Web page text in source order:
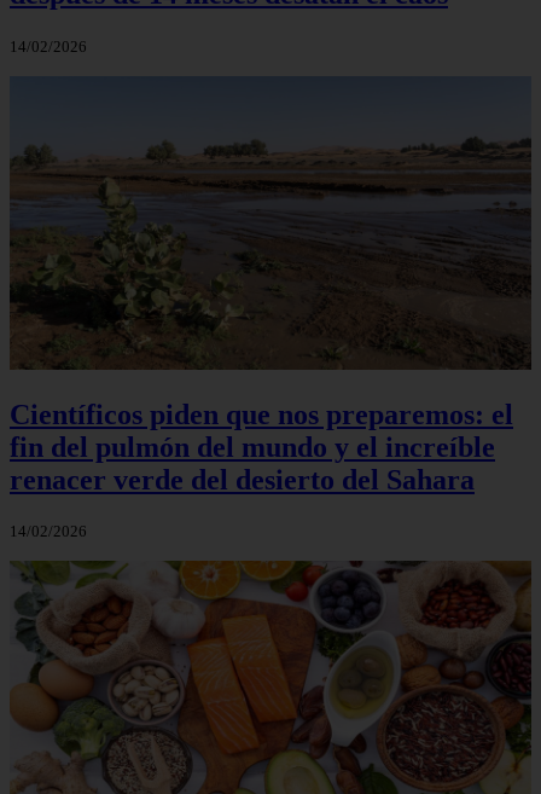
14/02/2026
Científicos piden que nos preparemos: el
fin del pulmón del mundo y el increíble
renacer verde del desierto del Sahara
14/02/2026